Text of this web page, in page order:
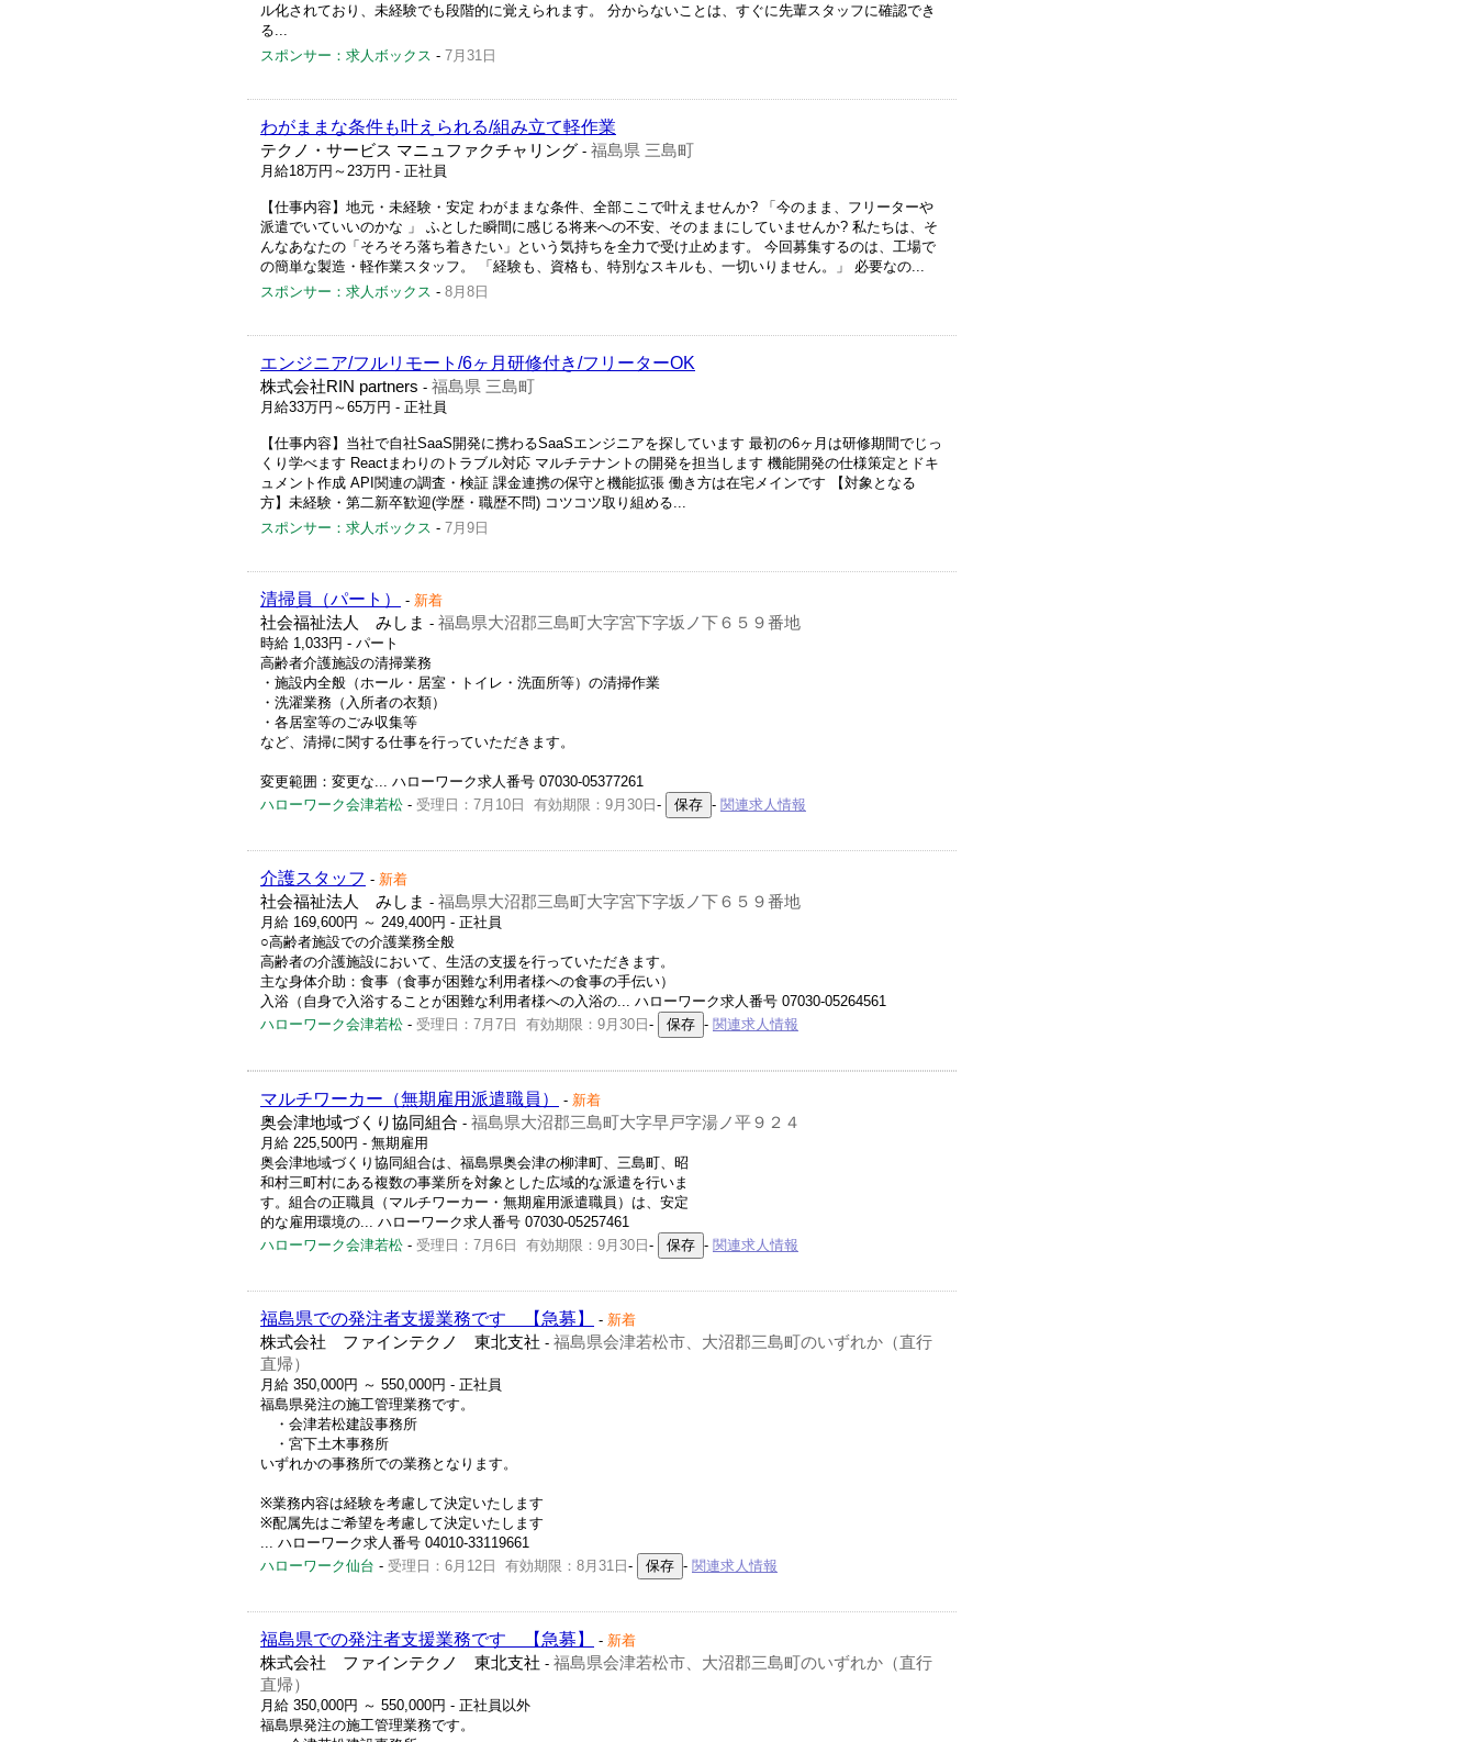
ル化されており、未経験でも段階的に覚えられます。 分からないことは、すぐに先輩スタッフに確認でき
る...
スポンサー：求人ボックス - 7月31日
わがままな条件も叶えられる/組み立て軽作業
テクノ・サービス マニュファクチャリング - 福島県 三島町
月給18万円～23万円 - 正社員
【仕事内容】地元・未経験・安定 わがままな条件、全部ここで叶えませんか? 「今のまま、フリーターや
派遣でいていいのかな 」 ふとした瞬間に感じる将来への不安、そのままにしていませんか? 私たちは、そ
んなあなたの「そろそろ落ち着きたい」という気持ちを全力で受け止めます。 今回募集するのは、工場で
の簡単な製造・軽作業スタッフ。 「経験も、資格も、特別なスキルも、一切いりません。」 必要なの...
スポンサー：求人ボックス - 8月8日
エンジニア/フルリモート/6ヶ月研修付き/フリーターOK
株式会社RIN partners - 福島県 三島町
月給33万円～65万円 - 正社員
【仕事内容】当社で自社SaaS開発に携わるSaaSエンジニアを探しています 最初の6ヶ月は研修期間でじっ
くり学べます Reactまわりのトラブル対応 マルチテナントの開発を担当します 機能開発の仕様策定とドキ
ュメント作成 API関連の調査・検証 課金連携の保守と機能拡張 働き方は在宅メインです 【対象となる
方】未経験・第二新卒歓迎(学歴・職歴不問) コツコツ取り組める...
スポンサー：求人ボックス - 7月9日
清掃員（パート） - 新着
社会福祉法人 みしま - 福島県大沼郡三島町大字宮下字坂ノ下６５９番地
時給 1,033円 - パート
高齢者介護施設の清掃業務
・施設内全般（ホール・居室・トイレ・洗面所等）の清掃作業
・洗濯業務（入所者の衣類）
・各居室等のごみ収集等
など、清掃に関する仕事を行っていただきます。
変更範囲：変更な... ハローワーク求人番号 07030-05377261
ハローワーク会津若松 - 受理日：7月10日 有効期限：9月30日 - - 関連求人情報
介護スタッフ - 新着
社会福祉法人 みしま - 福島県大沼郡三島町大字宮下字坂ノ下６５９番地
月給 169,600円 ～ 249,400円 - 正社員
○高齢者施設での介護業務全般
高齢者の介護施設において、生活の支援を行っていただきます。
主な身体介助：食事（食事が困難な利用者様への食事の手伝い）
入浴（自身で入浴することが困難な利用者様への入浴の... ハローワーク求人番号 07030-05264561
ハローワーク会津若松 - 受理日：7月7日 有効期限：9月30日 - - 関連求人情報
マルチワーカー（無期雇用派遣職員） - 新着
奥会津地域づくり協同組合 - 福島県大沼郡三島町大字早戸字湯ノ平９２４
月給 225,500円 - 無期雇用
奥会津地域づくり協同組合は、福島県奥会津の柳津町、三島町、昭
和村三町村にある複数の事業所を対象とした広域的な派遣を行いま
す。組合の正職員（マルチワーカー・無期雇用派遣職員）は、安定
的な雇用環境の... ハローワーク求人番号 07030-05257461
ハローワーク会津若松 - 受理日：7月6日 有効期限：9月30日 - - 関連求人情報
福島県での発注者支援業務です 【急募】 - 新着
株式会社 ファインテクノ 東北支社 - 福島県会津若松市、大沼郡三島町のいずれか（直行
直帰）
月給 350,000円 ～ 550,000円 - 正社員
福島県発注の施工管理業務です。
・会津若松建設事務所
・宮下土木事務所
いずれかの事務所での業務となります。
※業務内容は経験を考慮して決定いたします
※配属先はご希望を考慮して決定いたします
... ハローワーク求人番号 04010-33119661
ハローワーク仙台 - 受理日：6月12日 有効期限：8月31日 - - 関連求人情報
福島県での発注者支援業務です 【急募】 - 新着
株式会社 ファインテクノ 東北支社 - 福島県会津若松市、大沼郡三島町のいずれか（直行
直帰）
月給 350,000円 ～ 550,000円 - 正社員以外
福島県発注の施工管理業務です。